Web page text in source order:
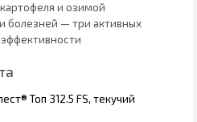
и озимой
болезней — три активных
Топ 312.5 FS, текучий